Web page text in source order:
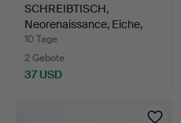
SCHREIBTISCH,
Neorenaissance, Eiche,
erste…
10 Tage
2 Gebote
37 USD